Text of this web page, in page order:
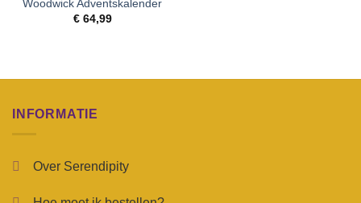
Woodwick Adventskalender
€64,99
INFORMATIE
Over Serendipity